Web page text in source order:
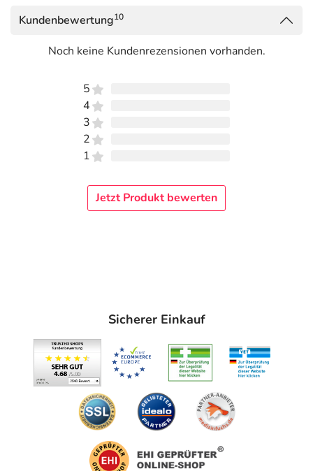
Kundenbewertung10
Noch keine Kundenrezensionen vorhanden.
5
4
3
2
1
Jetzt Produkt bewerten
Sicherer Einkauf